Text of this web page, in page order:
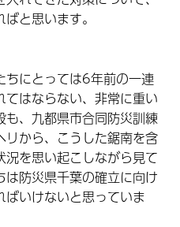
と思います。
ちにとっては6年前の一連
はならない、非常に重い
、九都県市合同防災訓練
から、こうした鋸南を含
を思い起こしながら見て
防災県千葉の確立に向け
いけないと思っていま